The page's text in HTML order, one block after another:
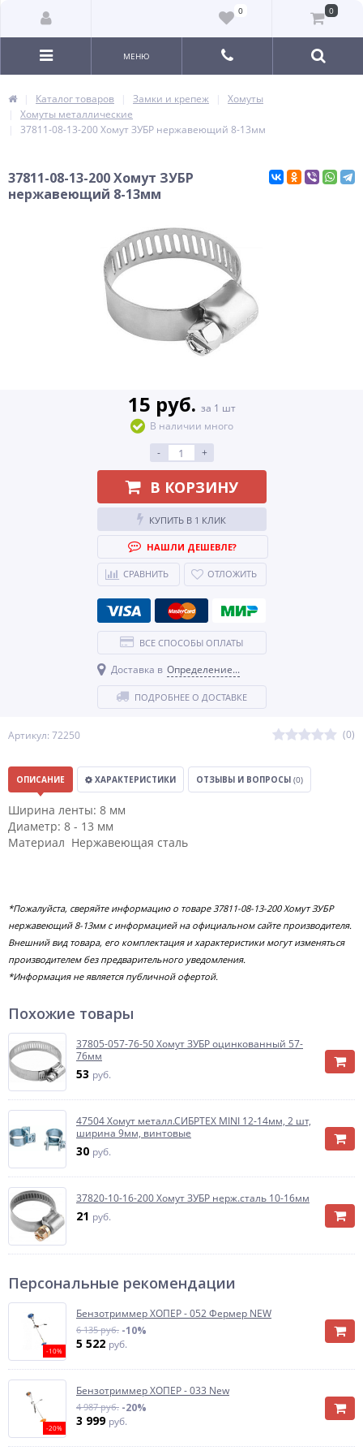
0 0
МЕНЮ
Каталог товаров Замки и крепеж
Хомуты
Хомуты металлические
37811-08-13-200 Хомут ЗУБР нержавеющий 8-13мм
37811-08-13-200 Хомут ЗУБР
нержавеющий 8-13мм
Артикул: 72250 (0)
15 руб. за 1 шт
В наличии много
-
+
В КОРЗИНУ
КУПИТЬ В 1 КЛИК
НАШЛИ ДЕШЕВЛЕ?
СРАВНИТЬ ОТЛОЖИТЬ
ВСЕ СПОСОБЫ ОПЛАТЫ
Доставка в Определение...
ПОДРОБНЕЕ О ДОСТАВКЕ
ОПИСАНИЕ ХАРАКТЕРИСТИКИ ОТЗЫВЫ И ВОПРОСЫ (0)
Ширина ленты: 8 мм
Диаметр: 8 - 13 мм
Материал Нержавеющая сталь
*Пожалуйста, сверяйте информацию о товаре 37811-08-13-200 Хомут ЗУБР
нержавеющий 8-13мм с информацией на официальном сайте производителя.
Внешний вид товара, его комплектация и характеристики могут изменяться
производителем без предварительного уведомления.
*Информация не является публичной офертой.
Похожие товары
37805-057-76-50 Хомут ЗУБР оцинкованный 57-
76мм
53 руб.
47504 Хомут металл.СИБРТЕХ MINI 12-14мм, 2 шт,
ширина 9мм, винтовые
30 руб.
37820-10-16-200 Хомут ЗУБР нерж.сталь 10-16мм
21 руб.
Персональные рекомендации
-10%
Бензотриммер ХОПЕР - 052 Фермер NEW
6 135 руб. -10%
5 522 руб.
-20%
Бензотриммер ХОПЕР - 033 New
4 987 руб. -20%
3 999 руб.